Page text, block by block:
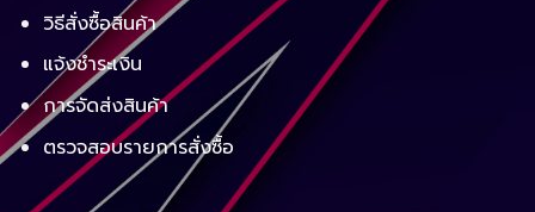
วิธีสั่งซื้อสินค้า
แจ้งชำระเงิน
การจัดส่งสินค้า
ตรวจสอบรายการสั่งซื้อ